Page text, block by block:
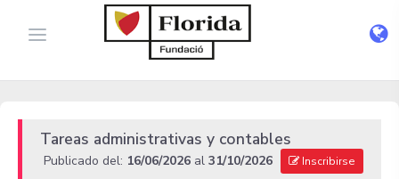
Tareas administrativas y contables
Publicado del: 16/06/2026 al 31/10/2026 Inscribirse